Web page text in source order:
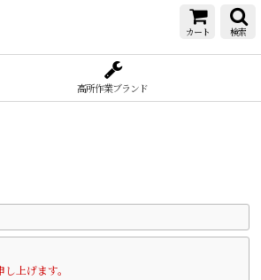
カート 検索
高所作業ブランド
上げます。